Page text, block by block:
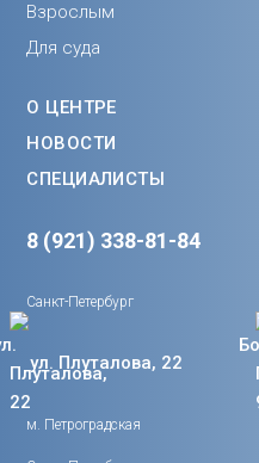
Взрослым
Для суда
О ЦЕНТРЕ
НОВОСТИ
СПЕЦИАЛИСТЫ
8 (921) 338-81-84
Санкт-Петербург
ул. Плуталова, 22
м. Петроградская